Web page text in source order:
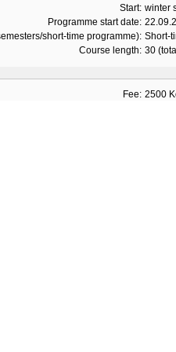
Start: winter
Programme start date:
short-time programme): Short-
Course length: 30
Fee: 2500